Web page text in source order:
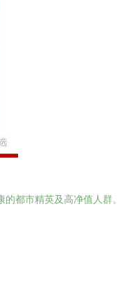
都市精英及高净值人群。